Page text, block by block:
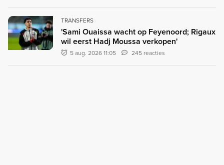
TRANSFERS
'Sami Ouaissa wacht op Feyenoord; Rigaux
wil eerst Hadj Moussa verkopen'
5 aug. 2026 11:05 245 reacties